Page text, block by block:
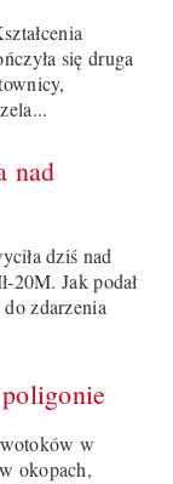
się druga
nad
dziś nad
20M. Jak podał
zdarzenia
w
okopach,